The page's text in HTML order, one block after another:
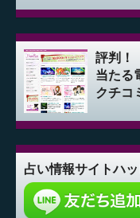
評判！
当たる
クチコ
占い情報サイトハ